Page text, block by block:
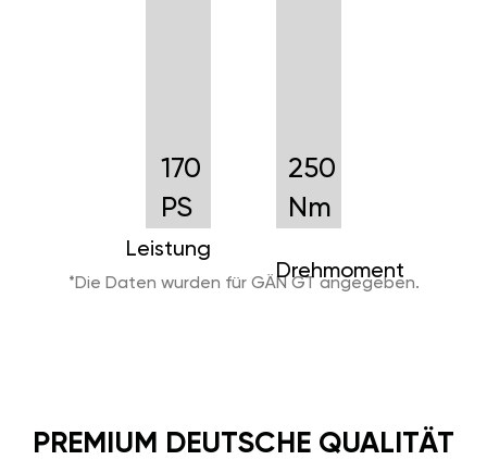
170
PS
Leistung
250
Nm
Drehmoment
*Die Daten wurden für GÄN GT angegeben.
PREMIUM DEUTSCHE QUALITÄT